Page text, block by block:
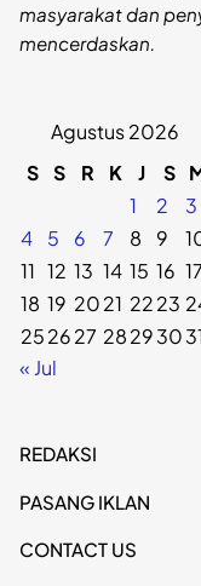
masyarakat dan
mencerdaskan.
Agustus 2026
S S R K J S
1
2
3
4
5 6 7 8 9
11 12 13 14 15 16 17
18 19 2021 2223
252627 282930
« Jul
REDAKSI
PASANG IKLAN
CONTACT US